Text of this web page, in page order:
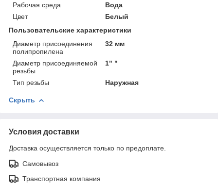
Рабочая среда
Вода
Цвет
Белый
Пользовательские характеристики
Диаметр присоединения
полипропилена
32 мм
Диаметр присоединяемой
резьбы
1" "
Тип резьбы Наружная
Скрыть
Условия доставки
Доставка осуществляется только по предоплате.
Самовывоз
Транспортная компания